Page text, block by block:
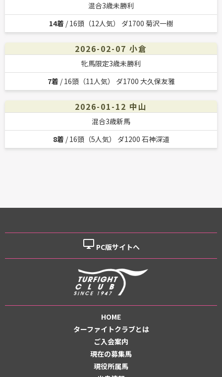
混合3歳未勝利
14着/ 16頭（12人気） ダ1700 菊沢一樹
2026-02-07 小倉
牝馬限定3歳未勝利
7着/ 16頭（11人気） ダ1700 大久保友雅
2026-01-12 中山
混合3歳新馬
8着/ 16頭（5人気） ダ1200 石神深道
desktop_windows PC版サイトへ
HOME
ターファイトクラブとは
ご入会案内
現在の募集馬
現役所属馬